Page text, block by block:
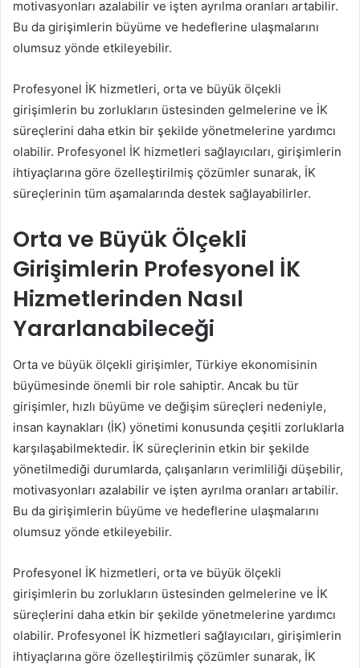
motivasyonları azalabilir ve işten ayrılma oranları artabilir.
Bu da girişimlerin büyüme ve hedeflerine ulaşmalarını
olumsuz yönde etkileyebilir.
Profesyonel İK hizmetleri, orta ve büyük ölçekli
girişimlerin bu zorlukların üstesinden gelmelerine ve İK
süreçlerini daha etkin bir şekilde yönetmelerine yardımcı
olabilir. Profesyonel İK hizmetleri sağlayıcıları, girişimlerin
ihtiyaçlarına göre özelleştirilmiş çözümler sunarak, İK
süreçlerinin tüm aşamalarında destek sağlayabilirler.
Orta ve Büyük Ölçekli
Girişimlerin Profesyonel İK
Hizmetlerinden Nasıl
Yararlanabileceği
Orta ve büyük ölçekli girişimler, Türkiye ekonomisinin
büyümesinde önemli bir role sahiptir. Ancak bu tür
girişimler, hızlı büyüme ve değişim süreçleri nedeniyle,
insan kaynakları (İK) yönetimi konusunda çeşitli zorluklarla
karşılaşabilmektedir. İK süreçlerinin etkin bir şekilde
yönetilmediği durumlarda, çalışanların verimliliği düşebilir,
motivasyonları azalabilir ve işten ayrılma oranları artabilir.
Bu da girişimlerin büyüme ve hedeflerine ulaşmalarını
olumsuz yönde etkileyebilir.
Profesyonel İK hizmetleri, orta ve büyük ölçekli
girişimlerin bu zorlukların üstesinden gelmelerine ve İK
süreçlerini daha etkin bir şekilde yönetmelerine yardımcı
olabilir. Profesyonel İK hizmetleri sağlayıcıları, girişimlerin
ihtiyaçlarına göre özelleştirilmiş çözümler sunarak, İK